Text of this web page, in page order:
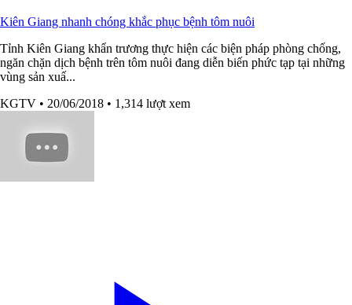
Kiên Giang nhanh chóng khắc phục bệnh tôm nuôi
Tỉnh Kiên Giang khẩn trương thực hiện các biện pháp phòng chống,
ngăn chặn dịch bệnh trên tôm nuôi đang diễn biến phức tạp tại những
vùng sản xuấ...
KGTV • 20/06/2018 • 1,314 lượt xem